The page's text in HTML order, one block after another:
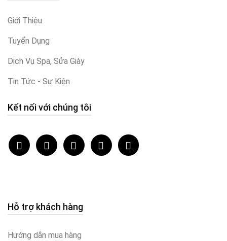
Giới Thiệu
Tuyển Dụng
Dịch Vụ Spa, Sửa Giày
Tin Tức - Sự Kiện
Kết nối với chúng tôi
Hỗ trợ khách hàng
Hướng dẫn mua hàng